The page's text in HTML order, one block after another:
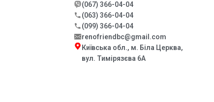
(067) 366-04-04
(063) 366-04-04
(099) 366-04-04
renofriendbc@gmail.com
Київська обл., м. Біла Церква,
вул. Тимірязєва 6А